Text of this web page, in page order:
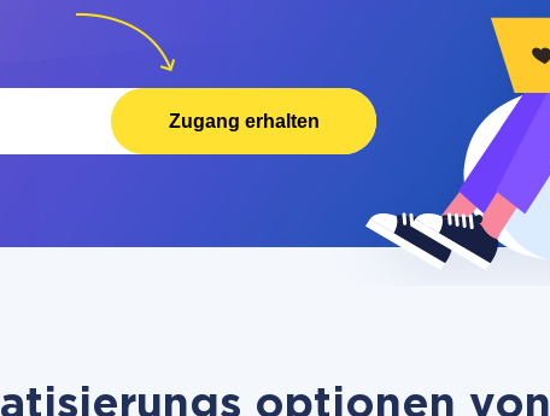
Zugang erhalten
optionen von